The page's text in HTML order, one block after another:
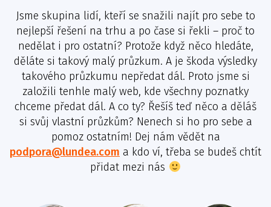
Jsme skupina lidí, kteří se snažili najít pro sebe to
nejlepší řešení na trhu a po čase si řekli – proč to
nedělat i pro ostatní? Protože když něco hledáte,
děláte si takový malý průzkum. A je škoda výsledky
takového průzkumu nepředat dál. Proto jsme si
založili tenhle malý web, kde všechny poznatky
chceme předat dál. A co ty? Řešíš teď něco a děláš
si svůj vlastní průzkům? Nenech si ho pro sebe a
pomoz ostatním! Dej nám vědět na
podpora@lundea.com a kdo ví, třeba se budeš chtít
přidat mezi nás